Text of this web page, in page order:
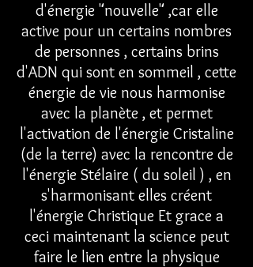
d'énergie "nouvelle" ,car elle
active pour un certains nombres
de personnes , certains brins
d'ADN qui sont en sommeil , cette
énergie de vie nous harmonise
avec la planète , et permet
l'activation de l'énergie Cristaline
(de la terre) avec la rencontre de
l'énergie Stélaire ( du soleil ) , en
s'harmonisant elles créent
l'énergie Christique Et grace a
ceci maintenant la science peut
faire le lien entre la physique